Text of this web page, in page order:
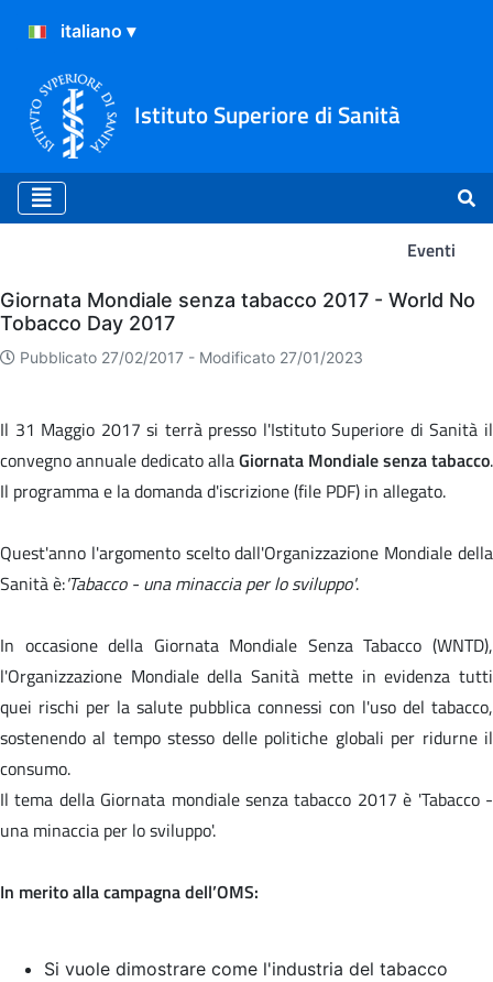
Istituto Superiore di Sanità
Eventi
Eventi
Giornata Mondiale senza tabacco 2017 - World No
Tobacco Day 2017
Pubblicato 27/02/2017 - Modificato 27/01/2023
Il 31 Maggio 2017 si terrà presso l'Istituto Superiore di Sanità il
convegno annuale dedicato allaGiornata Mondiale senza tabacco.
Il programma e la domanda d'iscrizione (file PDF) in allegato.
Quest'anno l'argomento scelto dall'Organizzazione Mondiale della
Sanità è:'Tabacco - una minaccia per lo sviluppo'.
In occasione della Giornata Mondiale Senza Tabacco (WNTD),
l'Organizzazione Mondiale della Sanità mette in evidenza tutti
quei rischi per la salute pubblica connessi con l'uso del tabacco,
sostenendo al tempo stesso delle politiche globali per ridurne il
consumo.
Il tema della Giornata mondiale senza tabacco 2017 è 'Tabacco -
una minaccia per lo sviluppo'.
In merito alla campagna dell’OMS:
Si vuole dimostrare come l'industria del tabacco